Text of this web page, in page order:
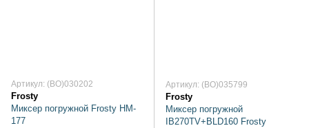
Артикул: (BO)030202
Frosty
Миксер погружной Frosty HM-
177
Артикул: (BO)035799
Frosty
Миксер погружной
IB270TV+BLD160 Frosty